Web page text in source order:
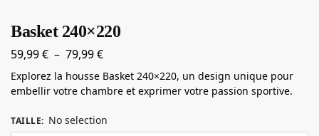
Basket 240×220
59,99€ – 79,99€
Explorez la housse Basket 240×220, un design unique pour
embellir votre chambre et exprimer votre passion sportive.
TAILLE: No selection